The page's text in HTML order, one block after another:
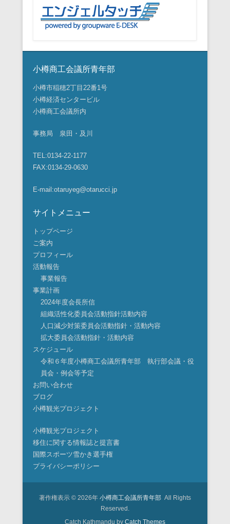
小樽商工会議所青年部
小樽市稲穂2丁目22番1号
小樽経済センタービル
小樽商工会議所内
事務局 泉田・及川
TEL:0134-22-1177
FAX:0134-29-0630
E-mail:otaruyeg@otarucci.jp
サイトメニュー
トップページ
ご案内
プロフィール
活動報告
事業報告
事業計画
2024年度会長所信
組織活性化委員会活動指針活動内容
人口減少対策委員会活動指針・活動内容
拡大委員会活動指針・活動内容
スケジュール
令和６年度小樽商工会議所青年部 執行部会議・役
員会・例会等予定
お問い合わせ
ブログ
小樽観光プロジェクト
小樽観光プロジェクト
移住に関する情報誌と提言書
国際スポーツ雪かき選手権
プライバシーポリシー
著作権表示 © 2026年 小樽商工会議所青年部 All Rights
Reserved.
Catch Kathmandu by Catch Themes